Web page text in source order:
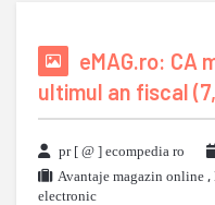
eMAG.ro: CA
ultimul an fiscal
pr [ @ ] ecompedia ro
Avantaje magazin online ,
electronic